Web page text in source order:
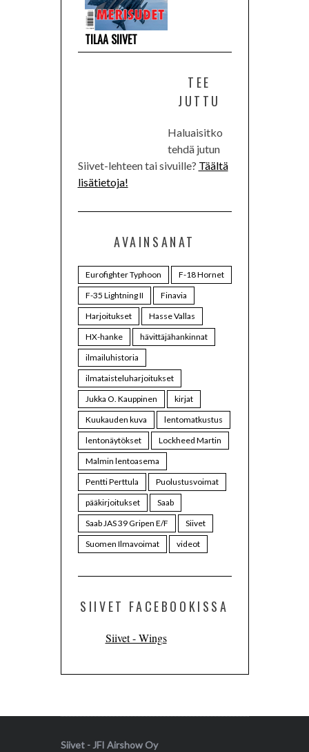
TILAA SIIVET
TEE
JUTTU
Haluaisitko
tehdä jutun
Siivet-lehteen tai sivuille? Täältä
lisätietoja!
AVAINSANAT
Eurofighter Typhoon
F-18 Hornet
F-35 Lightning II
Finavia
Harjoitukset
Hasse Vallas
HX-hanke
hävittäjähankinnat
ilmailuhistoria
ilmataisteluharjoitukset
Jukka O. Kauppinen
kirjat
Kuukauden kuva
lentomatkustus
lentonäytökset
Lockheed Martin
Malmin lentoasema
Pentti Perttula
Puolustusvoimat
pääkirjoitukset
Saab
Saab JAS 39 Gripen E/F
Siivet
Suomen Ilmavoimat
videot
SIIVET FACEBOOKISSA
Siivet - Wings
Siivet - JFI Airshow Oy